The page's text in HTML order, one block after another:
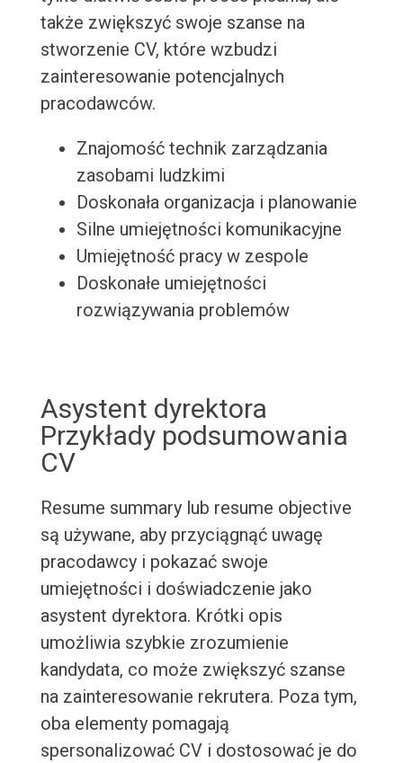
także zwiększyć swoje szanse na
stworzenie CV, które wzbudzi
zainteresowanie potencjalnych
pracodawców.
Znajomość technik zarządzania
zasobami ludzkimi
Doskonała organizacja i planowanie
Silne umiejętności komunikacyjne
Umiejętność pracy w zespole
Doskonałe umiejętności
rozwiązywania problemów
Asystent dyrektora
Przykłady podsumowania
CV
Resume summary lub resume objective
są używane, aby przyciągnąć uwagę
pracodawcy i pokazać swoje
umiejętności i doświadczenie jako
asystent dyrektora. Krótki opis
umożliwia szybkie zrozumienie
kandydata, co może zwiększyć szanse
na zainteresowanie rekrutera. Poza tym,
oba elementy pomagają
spersonalizować CV i dostosować je do